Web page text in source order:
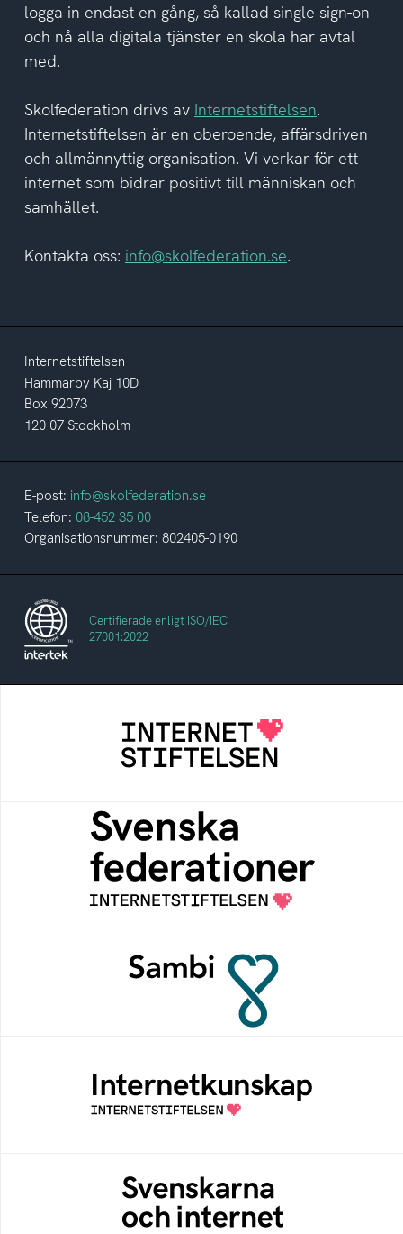
logga in endast en gång, så kallad single sign-on
och nå alla digitala tjänster en skola har avtal
med.
Skolfederation drivs av Internetstiftelsen.
Internetstiftelsen är en oberoende, affärsdriven
och allmännyttig organisation. Vi verkar för ett
internet som bidrar positivt till människan och
samhället.
Kontakta oss: info@skolfederation.se.
Internetstiftelsen
Hammarby Kaj 10D
Box 92073
120 07 Stockholm
E-post: info@skolfederation.se
Telefon: 08-452 35 00
Organisationsnummer: 802405-0190
Certifierade enligt ISO/IEC
27001:2022
Internetstiftelsen verkar för ett internet som
bidrar positivt till människan och samhället
Svenska federationer
Grunden för medlemskap i en sektors- eller
kontextspecifik federation
Sambi möjliggör en säker åtkomst till
digitala tjänster för sektorn vård, hälsa och
Samlad kunskap som hjälper dig att bli en
säker och medveten internetanvändare
Svenskarna och internet
En årlig studie av svenska folkets
internetvanor